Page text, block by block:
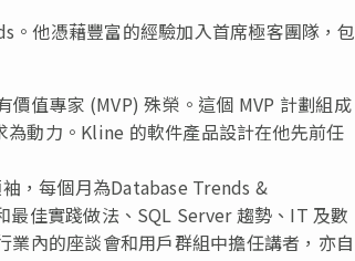
他憑藉豐富的經驗加入首席極客團隊，包
值專家 (MVP) 殊榮。這個 MVP 計劃組成
動力。Kline 的軟件產品設計在他先前任
，每個月為Database Trends &
佳實踐做法、SQL Server 趨勢、IT 及數
內的座談會和用戶群組中擔任講者，亦自